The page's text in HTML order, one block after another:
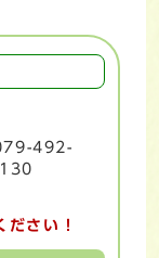
492-
さい！